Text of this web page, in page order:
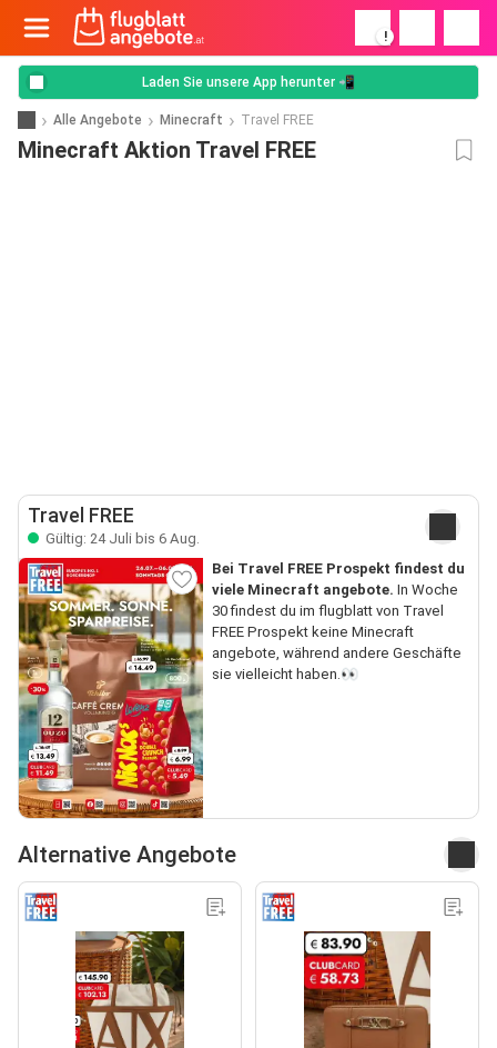
!
Laden Sie unsere App herunter 📲
Alle Angebote Minecraft Travel FREE
Minecraft Aktion Travel FREE
Travel FREE
Gültig: 24 Juli bis 6 Aug.
Bei Travel FREE Prospekt findest du
viele Minecraft angebote. In Woche
30 findest du im flugblatt von Travel
FREE Prospekt keine Minecraft
angebote, während andere Geschäfte
sie vielleicht haben.👀
Alternative Angebote